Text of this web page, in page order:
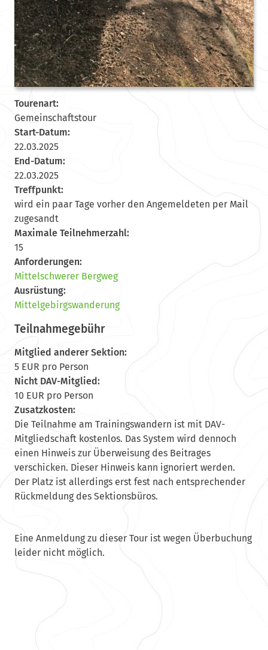
Tourenart:
Gemeinschaftstour
Start-Datum:
22.03.2025
End-Datum:
22.03.2025
Treffpunkt:
wird ein paar Tage vorher den Angemeldeten per Mail
zugesandt
Maximale Teilnehmerzahl:
15
Anforderungen:
Mittelschwerer Bergweg
Ausrüstung:
Mittelgebirgswanderung
Teilnahmegebühr
Mitglied anderer Sektion:
5 EUR pro Person
Nicht DAV-Mitglied:
10 EUR pro Person
Zusatzkosten:
Die Teilnahme am Trainingswandern ist mit DAV-
Mitgliedschaft kostenlos. Das System wird dennoch
einen Hinweis zur Überweisung des Beitrages
verschicken. Dieser Hinweis kann ignoriert werden.
Der Platz ist allerdings erst fest nach entsprechender
Rückmeldung des Sektionsbüros.
Eine Anmeldung zu dieser Tour ist wegen Überbuchung
leider nicht möglich.